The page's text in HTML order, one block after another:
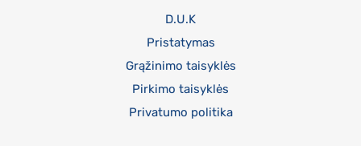
D.U.K
Pristatymas
Grąžinimo taisyklės
Pirkimo taisyklės
Privatumo politika